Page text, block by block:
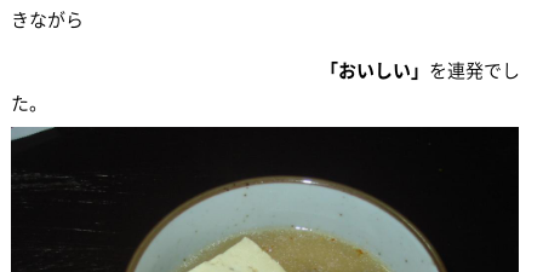
きながら
「おいしい」 を連発でし
た。